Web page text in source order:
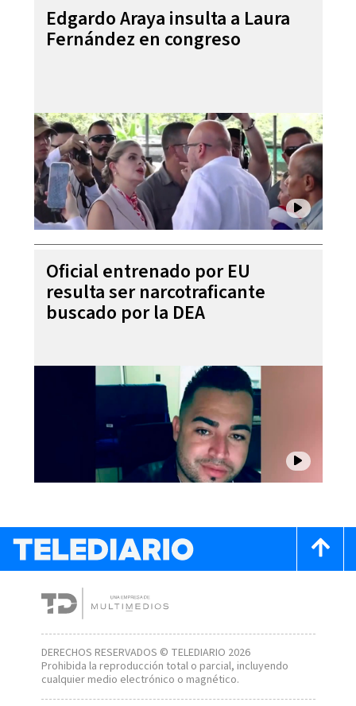
Edgardo Araya insulta a Laura
Fernández en congreso
Oficial entrenado por EU
resulta ser narcotraficante
buscado por la DEA
DERECHOS RESERVADOS © TELEDIARIO 2026
Prohibida la reproducción total o parcial, incluyendo
cualquier medio electrónico o magnético.